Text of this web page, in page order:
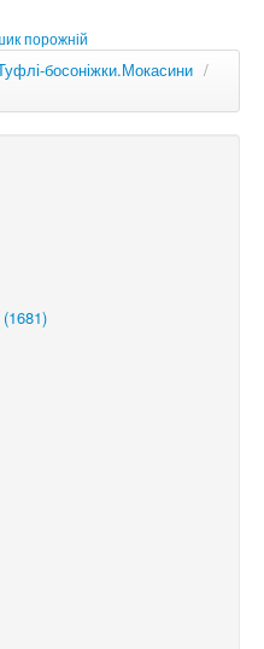
РОС
порожній
босоніжки.Мокасини /